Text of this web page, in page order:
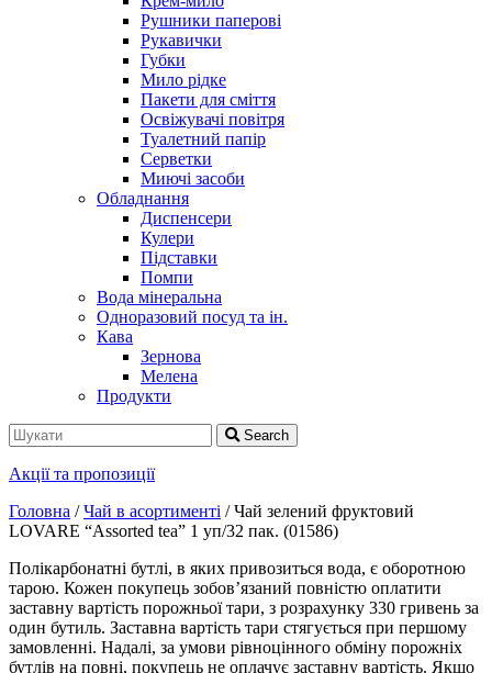
Рушники паперові
Рукавички
Губки
Мило рідке
Пакети для сміття
Освіжувачі повітря
Туалетний папір
Серветки
Миючі засоби
Обладнання
Диспенсери
Кулери
Підставки
Помпи
Вода мінеральна
Одноразовий посуд та ін.
Кава
Зернова
Мелена
Продукти
Search
Акції та пропозиції
Головна /Чай в асортименті / Чай зелений фруктовий
LOVARE “Assorted tea” 1 уп/32 пак. (01586)
Полікарбонатні бутлі, в яких привозиться вода, є оборотною
тарою. Кожен покупець зобов’язаний повністю оплатити
заставну вартість порожньої тари, з розрахунку 330 гривень за
один бутиль. Заставна вартість тари стягується при першому
замовленні. Надалі, за умови рівноцінного обміну порожніх
бутлів на повні, покупець не оплачує заставну вартість. Якщо